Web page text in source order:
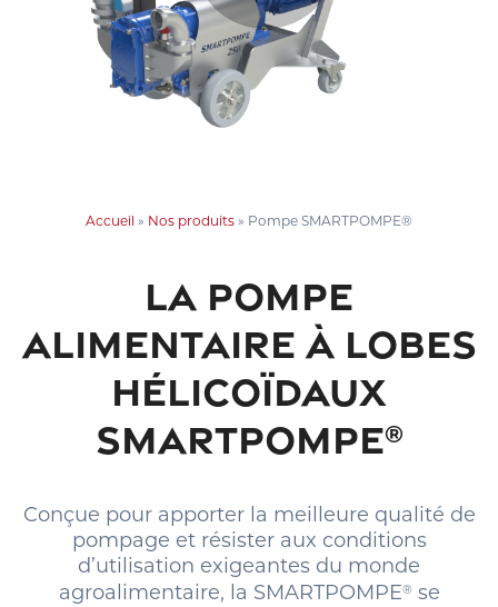
Accueil » Nos produits » Pompe SMARTPOMPE®
LA POMPE
ALIMENTAIRE À LOBES
HÉLICOÏDAUX
SMARTPOMPE®
Conçue pour apporter la meilleure qualité de
pompage et résister aux conditions
d’utilisation exigeantes du monde
agroalimentaire, la SMARTPOMPE® se